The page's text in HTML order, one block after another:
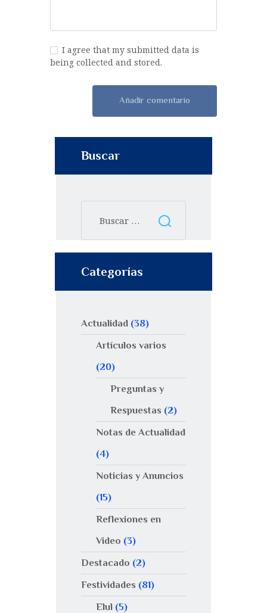
I agree that my submitted data is
being collected and stored.
Buscar
Categorías
Actualidad (38)
Artículos varios
(20)
Preguntas y
Respuestas (2)
Notas de Actualidad
(4)
Noticias y Anuncios
(15)
Reflexiones en
Video (3)
Destacado (2)
Festividades (81)
Elul(5)